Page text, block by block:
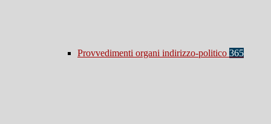
Provvedimenti organi indirizzo-politico 365